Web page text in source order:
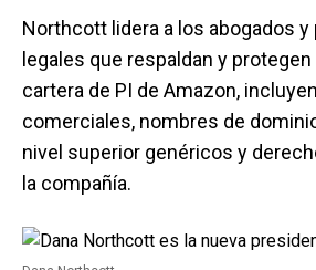
Northcott lidera a los abogados
legales que respaldan y
cartera de PI de Amazon,
comerciales, nombres de
nivel superior genéricos y
la compañía.